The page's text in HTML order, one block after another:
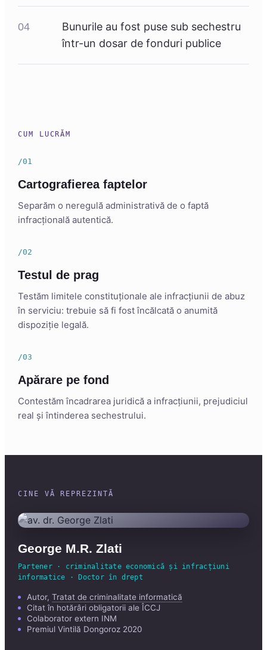
04
Bunurile au fost puse sub sechestru
într-un dosar de fonduri publice
CUM LUCRĂM
/01
Cartografierea faptelor
Separăm o neregulă administrativă de o faptă
infracțională autentică.
/02
Testul de prag
Testăm limitele constituționale ale infracțiunii de abuz
în serviciu: trebuie să fi fost încălcată o anumită
dispoziție legală.
/03
Apărare pe fond
Contestăm încadrarea juridică a infracțiunii, prejudiciul
real și întinderea sechestrului.
CINE VĂ REPREZINTĂ
George M.R. Zlati
Partener · criminalitate economică și infracțiuni
informatice · Doctor în drept
Autor, Tratat de criminalitate informatică
Citat în hotărâri obligatorii ale ÎCCJ
Colaborator extern INM
Premiul Vintilă Dongoroz 2020